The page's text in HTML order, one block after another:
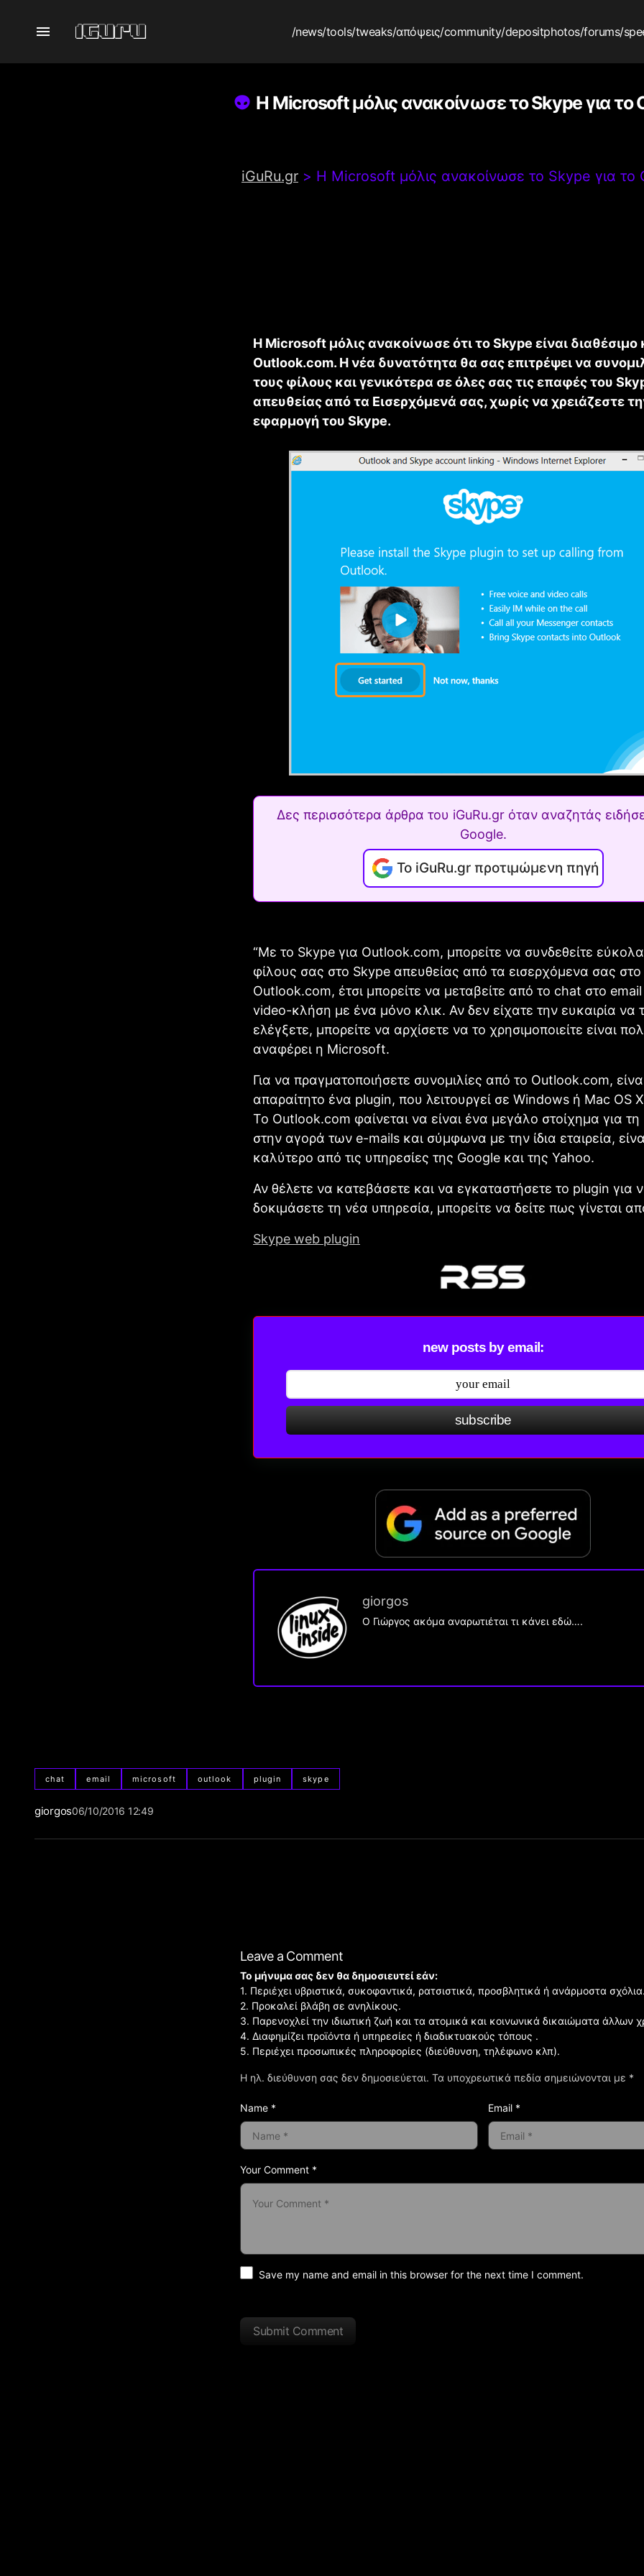
/news/tools/tweaks/απόψεις/community/depositphotos/forums/
Η Microsoft μόλις ανακοίνωσε το Skype για το
iGuRu.gr > Η Microsoft μόλις ανακοίνωσε το Skype για το
Η Microsoft μόλις ανακοίνωσε ότι το Skype είναι διαθέσιμο
Outlook.com. Η νέα δυνατότητα θα σας επιτρέψει να
τους φίλους και γενικότερα σε όλες σας τις επαφές του
απευθείας από τα Εισερχόμενά σας, χωρίς να χρειάζεστε
εφαρμογή του Skype.
Δες περισσότερα άρθρα του iGuRu.gr όταν αναζητάς
Google.
Το iGuRu.gr προτιμώμενη πηγή
“Με το Skype για Outlook.com, μπορείτε να συνδεθείτε
φίλους σας στο Skype απευθείας από τα εισερχόμενα σας στο
Outlook.com, έτσι μπορείτε να μεταβείτε από το chat στο
video-κλήση με ένα μόνο κλικ. Αν δεν είχατε την ευκαιρία να
ελέγξετε, μπορείτε να αρχίσετε να το χρησιμοποιείτε είναι
αναφέρει η Microsoft.
Για να πραγματοποιήσετε συνομιλίες από το Outlook.com,
απαραίτητο ένα plugin, που λειτουργεί σε Windows ή Mac OS
Το Outlook.com φαίνεται να είναι ένα μεγάλο στοίχημα για
στην αγορά των e-mails και σύμφωνα με την ίδια εταιρεία,
καλύτερο από τις υπηρεσίες της Google και της Yahoo.
Αν θέλετε να κατεβάσετε και να εγκαταστήσετε το plugin για
δοκιμάσετε τη νέα υπηρεσία, μπορείτε να δείτε πως γίνεται
Skype web plugin
new posts by email:
subscribe
giorgos
Ο Γιώργος ακόμα αναρωτιέται τι κάνει εδώ….
chat email microsoft outlook plugin skype
giorgos06/10/2016 12:49
Leave a Comment
Η ηλ. διεύθυνση σας δεν δημοσιεύεται. Τα υποχρεωτικά πεδία σημειώνονται με *
Your Comment *
Το μήνυμα σας δεν θα δημοσιευτεί εάν:
1. Περιέχει υβριστικά, συκοφαντικά, ρατσιστικά, προσβλητικά ή ανάρμοστα
2. Προκαλεί βλάβη σε ανηλίκους.
3. Παρενοχλεί την ιδιωτική ζωή και τα ατομικά και κοινωνικά δικαιώματα άλλων
4. Διαφημίζει προϊόντα ή υπηρεσίες ή διαδικτυακούς τόπους .
5. Περιέχει προσωπικές πληροφορίες (διεύθυνση, τηλέφωνο κλπ).
Name * Email *
Save my name and email in this browser for the next time I comment.
Submit Comment